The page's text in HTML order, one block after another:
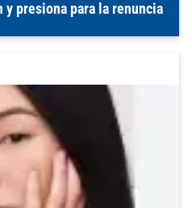
presiona para la renuncia